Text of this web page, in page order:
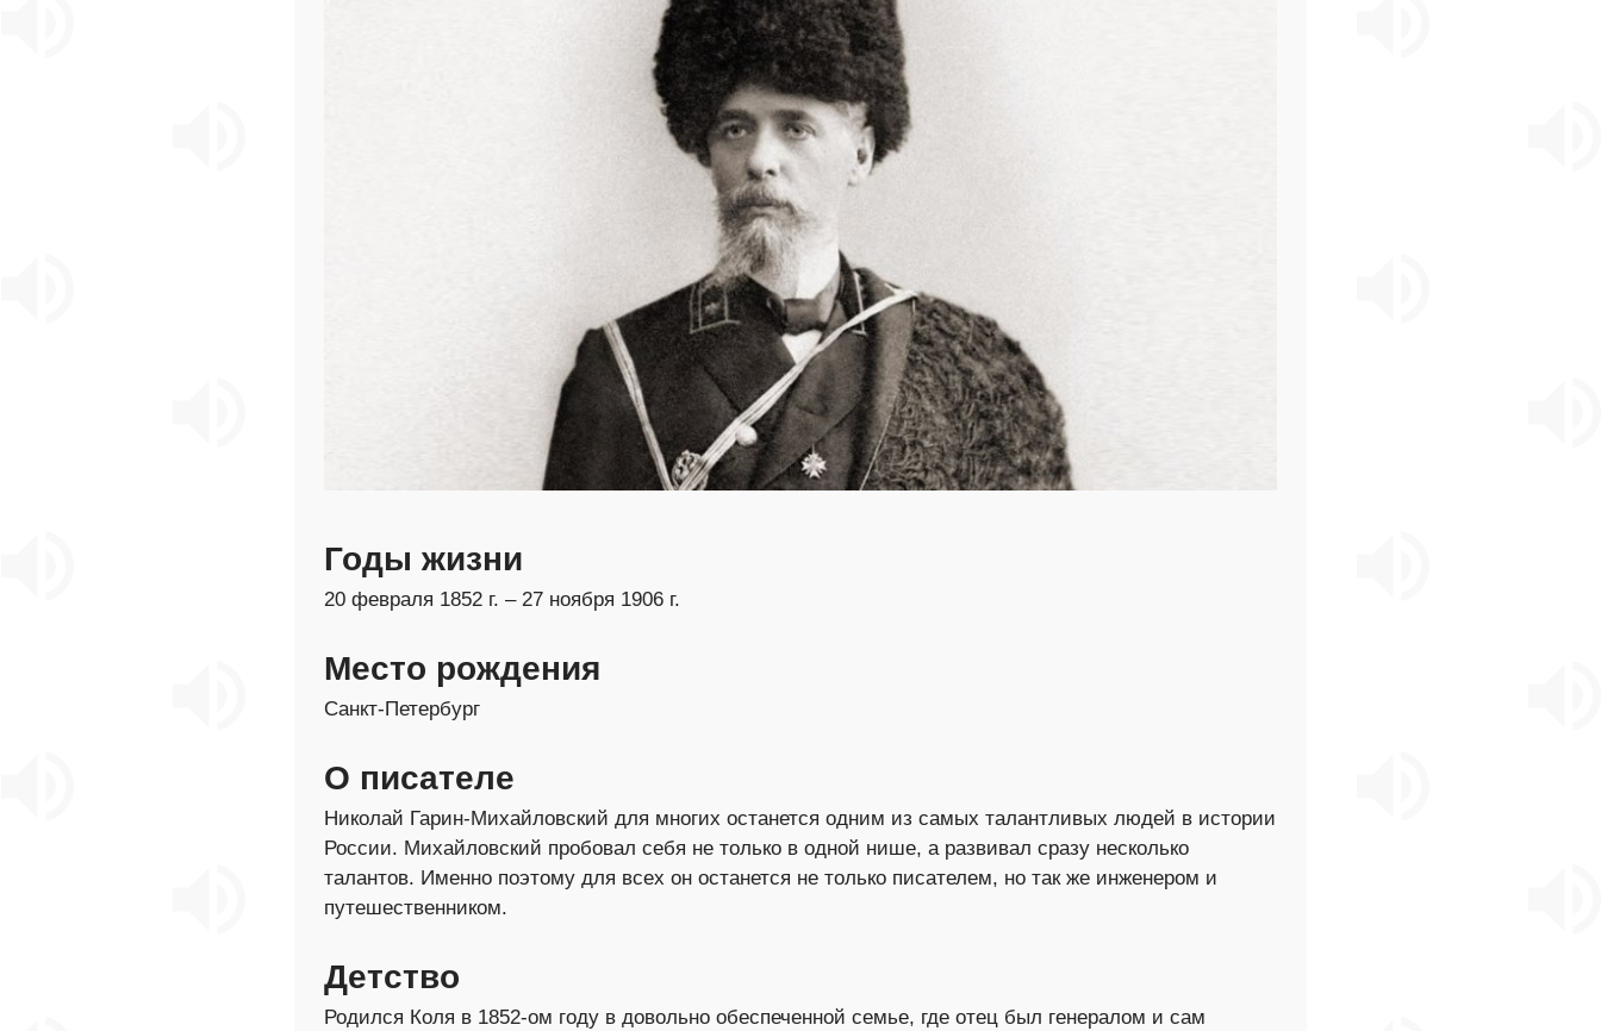
Годы жизни
20 февраля 1852 г. – 27 ноября 1906 г.
Место рождения
Санкт-Петербург
О писателе
Николай Гарин-Михайловский для многих останется одним из самых талантливых людей в истории
России. Михайловский пробовал себя не только в одной нише, а развивал сразу несколько
талантов. Именно поэтому для всех он останется не только писателем, но так же инженером и
путешественником.
Детство
Родился Коля в 1852-ом году в довольно обеспеченной семье, где отец был генералом и сам